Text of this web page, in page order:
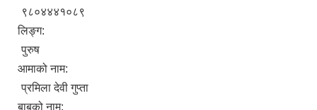
९८०४४४१०८९
लिङ्ग:
पुरुष
आमाको नाम:
प्रमिला देवी गुप्ता
बाबुको नाम: